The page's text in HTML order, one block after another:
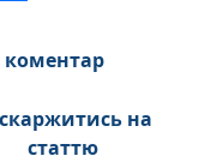
на
статтю